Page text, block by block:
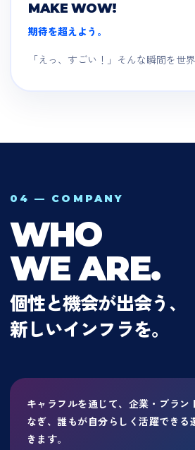
MAKE WOW!
期待を超えよう。
「えっ、すごい！」そんな瞬間を世
04 — COMPANY
WHO
WE ARE.
個性と機会が出会う、
新しいインフラを。
キャラフルを通じて、企業・ブラン
なぎ、誰もが自分らしく活躍できる
きます。